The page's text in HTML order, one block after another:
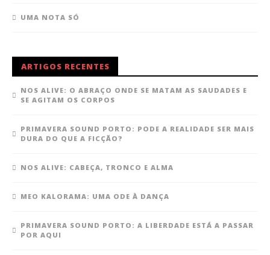
UMA NOTA SÓ
ARTIGOS RECENTES
NOS ALIVE: O ABRAÇO ONDE SE MATAM AS SAUDADES E
SE AGITAM OS CORPOS
PRIMAVERA SOUND PORTO: PODE A REALIDADE SER MAIS
DURA DO QUE A FICÇÃO?
NOS ALIVE: CABEÇA, TRONCO E ALMA
MEO KALORAMA: UMA ODE À DANÇA
PRIMAVERA SOUND PORTO: A LIBERDADE ESTÁ A PASSAR
POR AQUI